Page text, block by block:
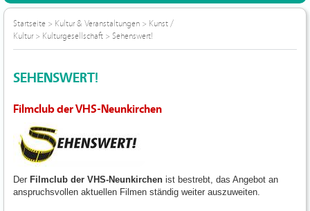
Startseite > Kultur & Veranstaltungen > Kunst /
Kultur> Kulturgesellschaft > Sehenswert!
SEHENSWERT!
Filmclub der VHS-Neunkirchen
Der Filmclub der VHS-Neunkirchen ist bestrebt, das Angebot an
anspruchsvollen aktuellen Filmen ständig weiter auszuweiten.